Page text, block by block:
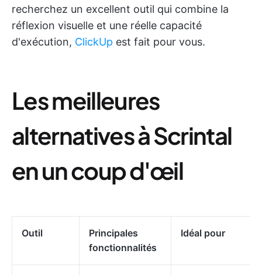
recherchez un excellent outil qui combine la
réflexion visuelle et une réelle capacité
d'exécution, ClickUp est fait pour vous.
Les meilleures
alternatives à Scrintal
en un coup d'œil
Outil
Principales
fonctionnalités
Idéal pour